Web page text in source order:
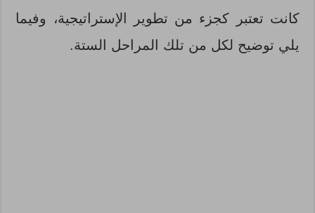
كانت تعتبر كجزء من تطوير الإستراتيجية، وفيما
يلي توضيح لكل من تلك المراحل الستة.